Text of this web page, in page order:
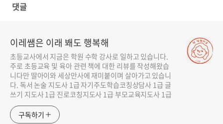
댓글
이레쌤은 이래 봬도 행복해
초등교사에서 지금은 학원 수학 강사로 일하고 있습니다.
주로 초등교육 및 육아 관련 책에 대한 리뷰를 작성해왔습
니다만 딸아이와 세상만사에 재미붙이며 살아가고 있습니
다. 독서 논술 지도사 1급 자기주도학습코칭상담사 1급 글
쓰기 지도사 1급 진로코칭지도사 1급 부모교육지도사 1급
구독하기